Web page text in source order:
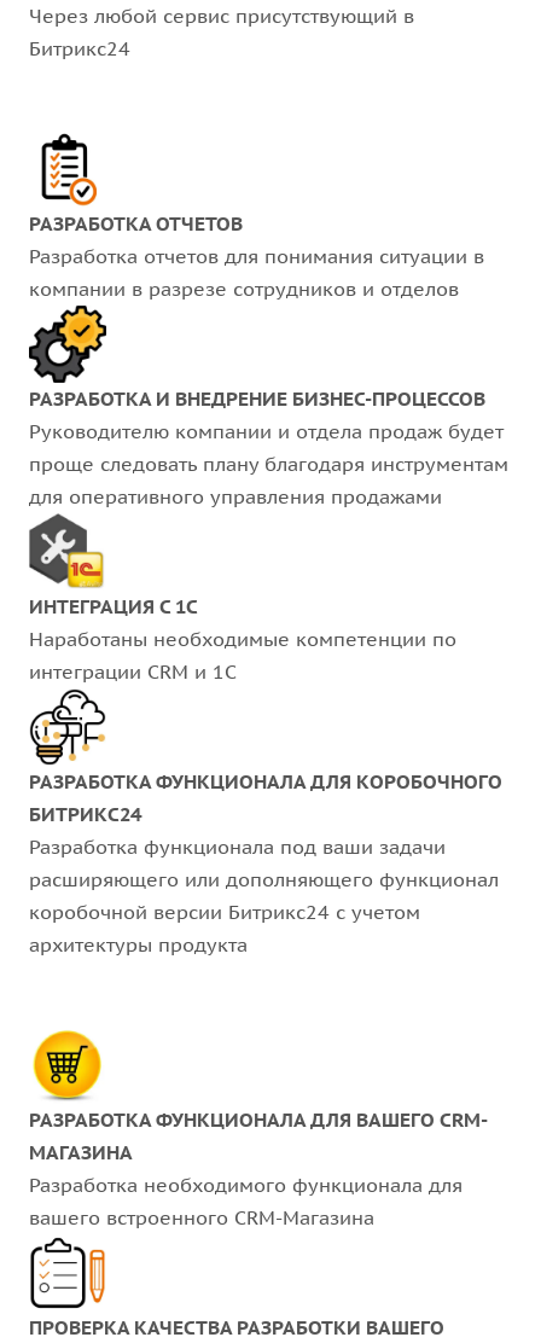
Через любой сервис присутствующий в
Битрикс24
РАЗРАБОТКА ОТЧЕТОВ
Разработка отчетов для понимания ситуации в
компании в разрезе сотрудников и отделов
РАЗРАБОТКА И ВНЕДРЕНИЕ БИЗНЕС-ПРОЦЕССОВ
Руководителю компании и отдела продаж будет
проще следовать плану благодаря инструментам
для оперативного управления продажами
ИНТЕГРАЦИЯ С 1С
Наработаны необходимые компетенции по
интеграции CRM и 1С
РАЗРАБОТКА ФУНКЦИОНАЛА ДЛЯ КОРОБОЧНОГО
БИТРИКС24
Разработка функционала под ваши задачи
расширяющего или дополняющего функционал
коробочной версии Битрикс24 с учетом
архитектуры продукта
РАЗРАБОТКА ФУНКЦИОНАЛА ДЛЯ ВАШЕГО CRM-
МАГАЗИНА
Разработка необходимого функционала для
вашего встроенного CRM-Магазина
ПРОВЕРКА КАЧЕСТВА РАЗРАБОТКИ ВАШЕГО